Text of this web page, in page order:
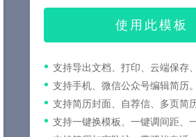
使用此模板
支持导出文档、打印、云端保存
支持手机、微信公众号编辑简历。
支持简历封面、自荐信、多页简历
支持一键换模板、一键调间距、